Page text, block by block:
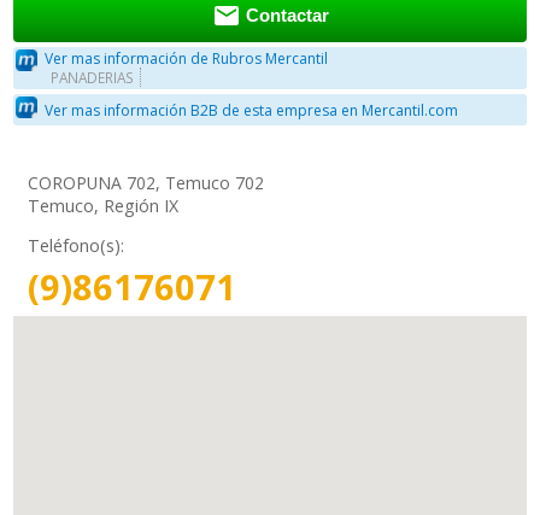
 Contactar
Ver mas información de Rubros Mercantil
PANADERIAS
Ver mas información B2B de esta empresa en Mercantil.com
COROPUNA 702, Temuco 702
Temuco, Región IX
Teléfono(s):
(9)86176071